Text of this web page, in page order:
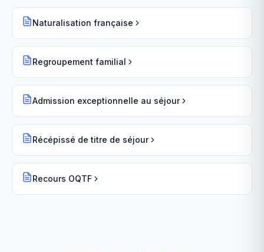
Naturalisation française
Regroupement familial
Admission exceptionnelle au séjour
Récépissé de titre de séjour
Recours OQTF